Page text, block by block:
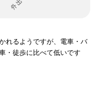
れるようですが、電車・バ
・徒歩に比べて低いです